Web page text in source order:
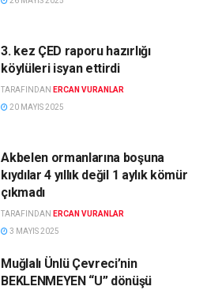
3. kez ÇED raporu hazırlığı
köylüleri isyan ettirdi
TARAFINDAN ERCAN VURANLAR
20 MAYIS 2025
Akbelen ormanlarına boşuna
kıydılar 4 yıllık değil 1 aylık kömür
çıkmadı
TARAFINDAN ERCAN VURANLAR
3 MAYIS 2025
Muğlalı Ünlü Çevreci’nin
BEKLENMEYEN “U” dönüşü